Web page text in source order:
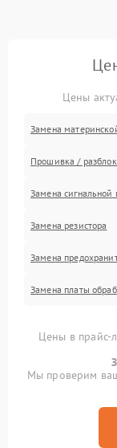
Цены
Замена
Прошивка /
Замена сигнальной
Замена резистора
Замена
Замена платы
Цены в прайс-
Мы проверим